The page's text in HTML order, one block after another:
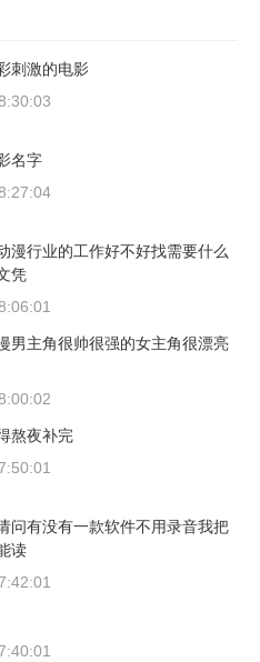
刺激的电影
名字
漫行业的工作好不好找需要什么
凭
男主角很帅很强的女主角很漂亮
熬夜补完
问有没有一款软件不用录音我把
读